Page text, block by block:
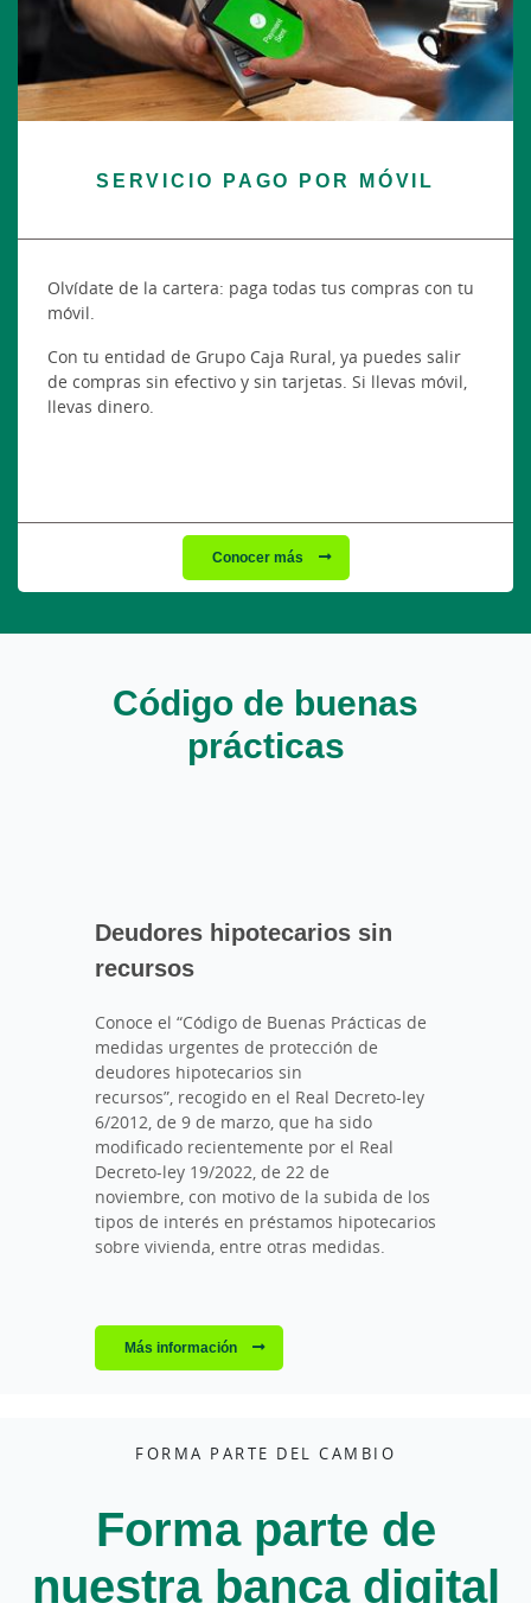
SERVICIO PAGO POR MÓVIL
Olvídate de la cartera: paga todas tus compras con tu
móvil.
Con tu entidad de Grupo Caja Rural, ya puedes salir
de compras sin efectivo y sin tarjetas. Si llevas móvil,
llevas dinero.
Conocer más
Código de buenas
prácticas
Deudores hipotecarios sin
recursos
Conoce el “Código de Buenas Prácticas de
medidas urgentes de protección de
deudores hipotecarios sin
recursos”, recogido en el Real Decreto-ley
6/2012, de 9 de marzo, que ha sido
modificado recientemente por el Real
Decreto-ley 19/2022, de 22 de
noviembre, con motivo de la subida de los
tipos de interés en préstamos hipotecarios
sobre vivienda, entre otras medidas.
Más información
FORMA PARTE DEL CAMBIO
Forma parte de
nuestra banca digital